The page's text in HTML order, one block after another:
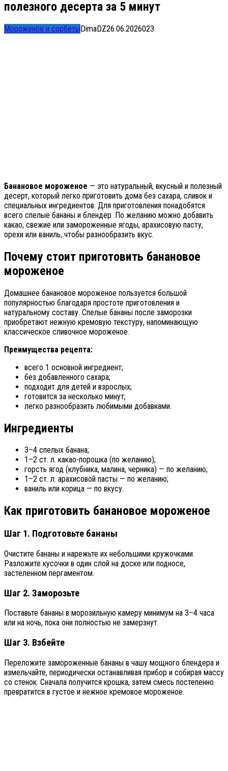
полезного десерта за 5 минут
Мороженое и сорбетыDimaDZ26.06.2026023
Банановое мороженое — это натуральный, вкусный и полезный
десерт, который легко приготовить дома без сахара, сливок и
специальных ингредиентов. Для приготовления понадобятся
всего спелые бананы и блендер. По желанию можно добавить
какао, свежие или замороженные ягоды, арахисовую пасту,
орехи или ваниль, чтобы разнообразить вкус.
Почему стоит приготовить банановое
мороженое
Домашнее банановое мороженое пользуется большой
популярностью благодаря простоте приготовления и
натуральному составу. Спелые бананы после заморозки
приобретают нежную кремовую текстуру, напоминающую
классическое сливочное мороженое.
Преимущества рецепта:
всего 1 основной ингредиент;
без добавленного сахара;
подходит для детей и взрослых;
готовится за несколько минут;
легко разнообразить любимыми добавками.
Ингредиенты
3–4 спелых банана;
1–2 ст. л. какао-порошка (по желанию);
горсть ягод (клубника, малина, черника) — по желанию;
1–2 ст. л. арахисовой пасты — по желанию;
ваниль или корица — по вкусу.
Как приготовить банановое мороженое
Шаг 1. Подготовьте бананы
Очистите бананы и нарежьте их небольшими кружочками.
Разложите кусочки в один слой на доске или подносе,
застеленном пергаментом.
Шаг 2. Заморозьте
Поставьте бананы в морозильную камеру минимум на 3–4 часа
или на ночь, пока они полностью не замерзнут.
Шаг 3. Взбейте
Переложите замороженные бананы в чашу мощного блендера и
измельчайте, периодически останавливая прибор и собирая массу
со стенок. Сначала получится крошка, затем смесь постепенно
превратится в густое и нежное кремовое мороженое.